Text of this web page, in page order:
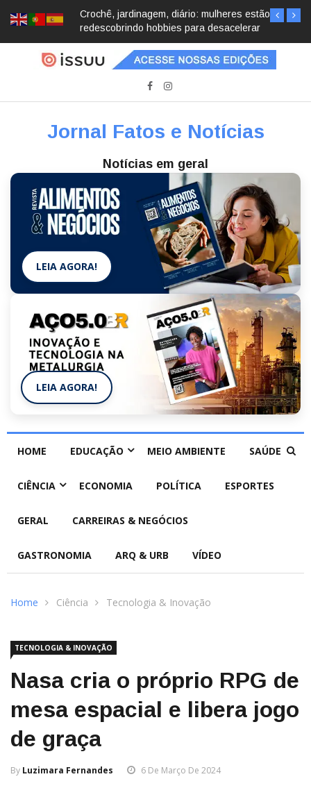
Crochê, jardinagem, diário: mulheres estão
redescobrindo hobbies para desacelerar
Jornal Fatos e Notícias
Notícias em geral
LEIA AGORA!
LEIA AGORA!
HOME EDUCAÇÃO MEIO AMBIENTE SAÚDE
CIÊNCIA ECONOMIA POLÍTICA ESPORTES
GERAL CARREIRAS & NEGÓCIOS
GASTRONOMIA ARQ & URB VÍDEO
Home Ciência Tecnologia & Inovação
TECNOLOGIA & INOVAÇÃO
Nasa cria o próprio RPG de
mesa espacial e libera jogo
de graça
By Luzimara Fernandes 6 De Março De 2024